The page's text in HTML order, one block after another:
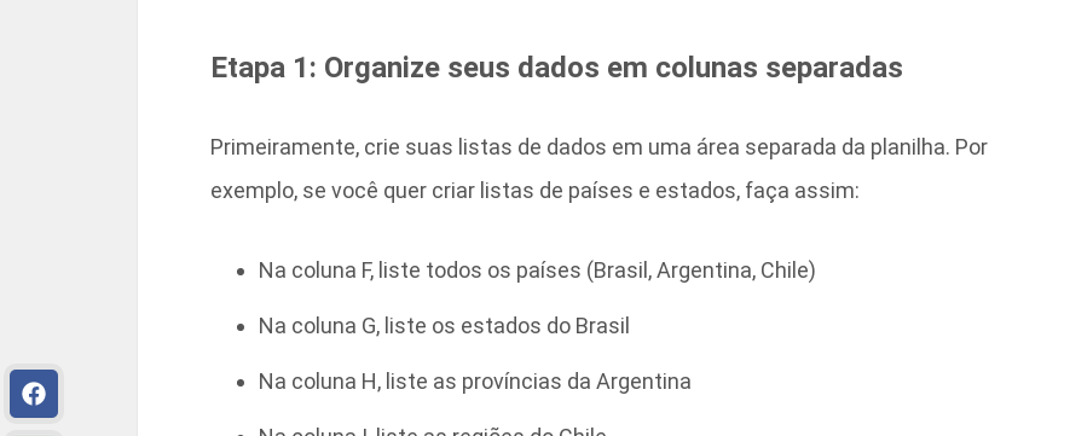
Etapa 1: Organize seus dados em colunas separadas
Primeiramente, crie suas listas de dados em uma área separada da planilha. Por
exemplo, se você quer criar listas de países e estados, faça assim:
Na coluna F, liste todos os países (Brasil, Argentina, Chile)
Na coluna G, liste os estados do Brasil
Na coluna H, liste as províncias da Argentina